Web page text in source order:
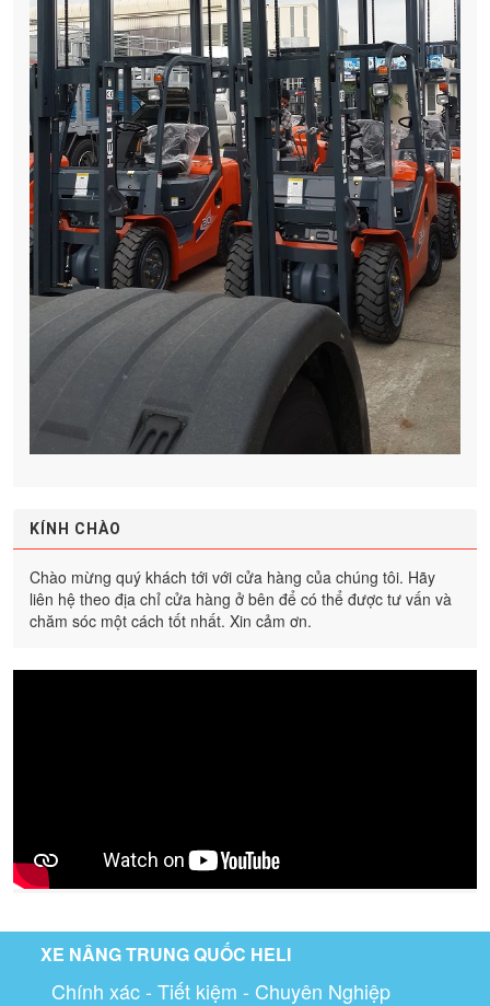
KÍNH CHÀO
Chào mừng quý khách tới với cửa hàng của chúng tôi. Hãy
liên hệ theo địa chỉ cửa hàng ở bên để có thể được tư vấn và
chăm sóc một cách tốt nhất. Xin cảm ơn.
XE NÂNG TRUNG QUỐC HELI
Chính xác - Tiết kiệm - Chuyên Nghiệp